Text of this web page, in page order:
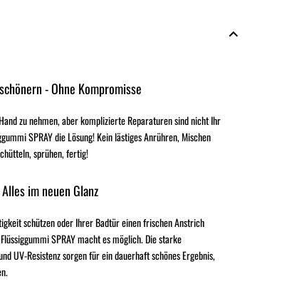
- Ohne Kompromisse
zu nehmen, aber komplizierte Reparaturen sind nicht Ihr
SPRAY die Lösung! Kein lästiges Anrühren, Mischen
sprühen, fertig!
im neuen Glanz
schützen oder Ihrer Badtür einen frischen Anstrich
SPRAY macht es möglich. Die starke
UV-Resistenz sorgen für ein dauerhaft schönes Ergebnis,